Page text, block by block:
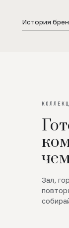
История
Зал,